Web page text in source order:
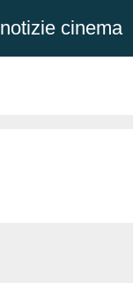
notizie cinema